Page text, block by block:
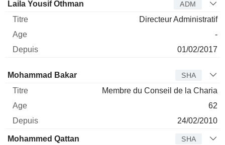
Laila Yousif Othman ADM
Directeur Administratif
-
01/02/2017
Administrateur Titre
Mohammad Bakar SHA
Membre du Conseil de la Charia
62
24/02/2010
Mohammed Qattan SHA